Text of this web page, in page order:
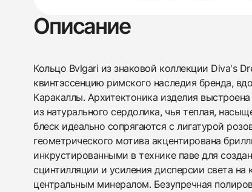
Описание
Кольцо Bvlgari из знаковой коллекции Diva's
квинтэссенцию римского наследия бренда,
Каракаллы. Архитектоника изделия
из натурального сердолика, чья теплая,
блеск идеально сопрягаются с лигатурой
геометрического мотива акцентирована
инкрустированными в технике паве для
сцинтилляции и усиления дисперсии света на
центральным минералом. Безупречная